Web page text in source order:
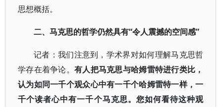
思想概括。
二、马克思的哲学仍然具有“令人震撼的空间感”
记者：我们注意到，学术界对如何理解马克思哲
学存在着争论。 有人把马克思与哈姆雷特进行类比，
认为如同一千个观众心中有一千个哈姆雷特一样，一
千个读者心中有一千个马克思。您如何看待这种观